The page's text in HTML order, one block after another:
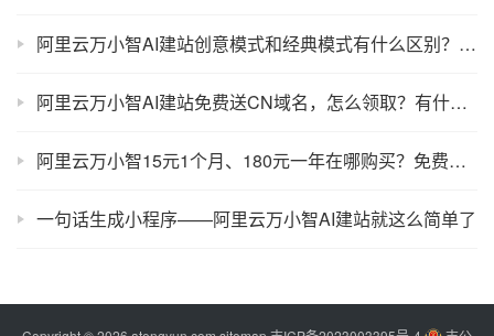
阿里云万小智AI建站创意模式和经典模式有什么区别？如何选择？
阿里云万小智AI建站免费送CN域名，怎么领取？有什么限制条件？
阿里云万小智15元1个月、180元一年在哪购买？免费CN域名如何领取？
一句话生成小程序——阿里云万小智AI建站就这么简单了